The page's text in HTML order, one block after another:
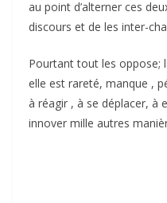
au point d’alterner ces
discours et de les inter-
Pourtant tout les oppose;
elle est rareté, manque ,
à réagir , à se déplacer, à
innover mille autres